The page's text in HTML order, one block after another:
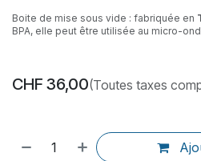
Boite de mise sous vide : fabriquée en
BPA, elle peut être utilisée au micro-
CHF 36,00(Toutes taxes